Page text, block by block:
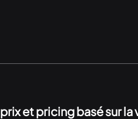
et pricing basé sur la